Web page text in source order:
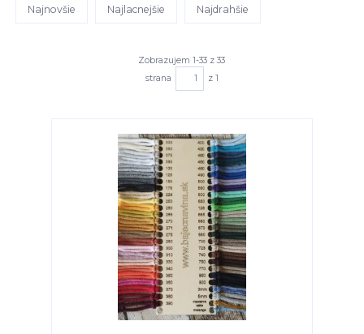
Najnovšie Najlacnejšie Najdrahšie
Zobrazujem 1-33 z 33
strana
z 1